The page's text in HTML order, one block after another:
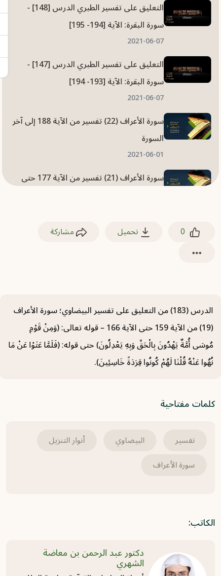
التعليق على تفسير الطبري الدرس [148] -
سورة البقرة: الآية [194- 195]
2021-06-07
التعليق على تفسير الطبري الدرس [147] -
سورة البقرة: الآية [193- 194]
2021-06-07
سورة الأعراف (22) تفسير من الآية 188 إلى آخر
السورة
2021-06-01
سورة الأعراف (21) تفسير من الآية 177 حتى
الآية 158
2021-05-31
سورة الأعراف (17) تفسير من الآية 146 حتى
الآية 151
2021-05-31
0 تحميل مشاركة
الدرس (183) من التعليق على تفسير البيضاوي؛ سورة الأعراف
(19) من الآية 159 حتى الآية 166 – قوله تعالى: (وَمِنْ قَوْمِ
مُوسَى أُمَّةٌ يَهْدُونَ بِالْحَقِّ وَبِهِ يَعْدِلُونَ) حتى قوله: (فَلَمَّا عَتَوْا عَنْ مَا
نُهُوا عَنْهُ قُلْنَا لَهُمْ كُونُوا قِرَدَةً خَاسِئِينَ).
كلمات مفتاحية
تفسير البيضاوي
أنوار التنزيل
سورة الأعراف
الكاتب:
دكتور عبد الرحمن بن معاضة
الشهري